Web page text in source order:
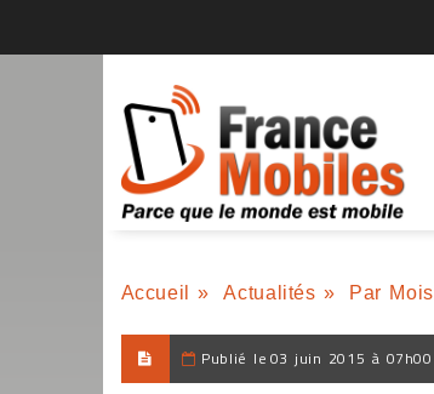
Accueil » Actualités » Par Mois
Publié le 03 juin 2015 à 07h00